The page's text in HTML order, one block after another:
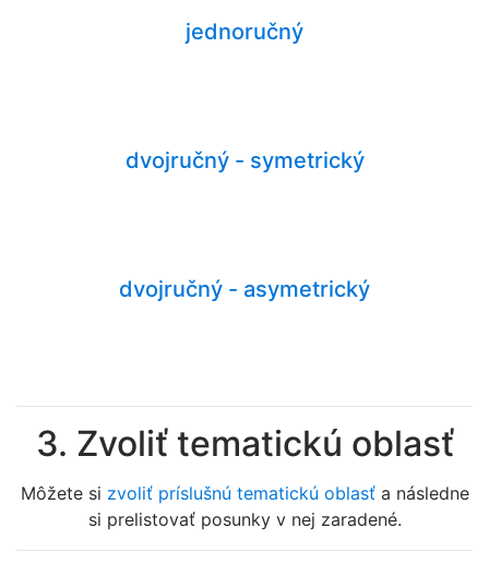
jednoručný
dvojručný - symetrický
dvojručný - asymetrický
3. Zvoliť tematickú oblasť
Môžete si zvoliť príslušnú tematickú oblasťa následne
si prelistovať posunky v nej zaradené.